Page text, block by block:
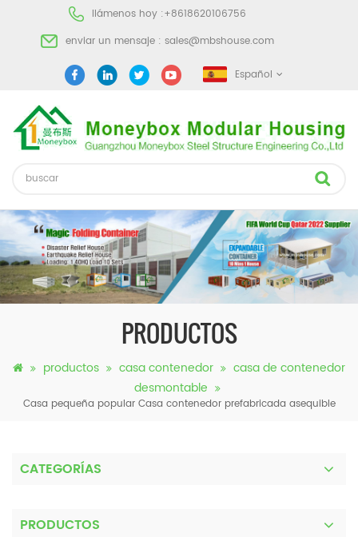
llámenos hoy :+8618620106756
enviar un mensaje : sales@mbshouse.com
Español
PRODUCTOS
productos casa contenedor
casa de contenedor
desmontable
Casa pequeña popular Casa contenedor prefabricada asequible
CATEGORÍAS
PRODUCTOS